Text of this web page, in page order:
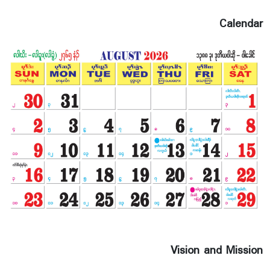
အိၣ်ဖှိၣ်အတၢ်ရဲၣ်တၢ်ကျဲၤသ့ၣ်တဖၣ်မ့ၢ်ဂ့ၤ န့ၣ်လီၤ. ဒ်
ထီၣ်ဘါက့ၤယွၤလၢသရိ၁်ပူၤမ့ၢ်ဂ့ၤႇ ပတၢ်အိၣ်ဖှိၣ်အမူး
အရၣ်သ့ၣ်တဖၣ်ဘၣ်တၢ်မၤအီၤဂ့ၤဂ့ၤဘၣ်ဘၣ်လံန့ၣ်
လီၤ. ၂ဝ၂၃နံၣ်အံၤ ပမၤဘၣ် ခၢၣ်စးတၢ်ထံၣ်မဲ၁်ထံၣ်နါ
ဖဲ လါမၢ်၇ှး ၁-၂ သီႇ ၂ဝ၂၃နံၣ်န့ၣ်လီၤ. ဒ်န့ၣ်အသိးပ
မၤဝံးဘၣ်က့ၤ ပကိၣ်သၣ်ဖၠူၣ်ယွၤဂ့ၢ်ပီညါစ့ၤမ့ၤနရံတၢ်
ပျၢ်ကၠိ အတၢ်ရဲၣ်တၢ်ကျဲၤဖဲ ၁၈.၃.၂ဝ၂၃ အနံၤန့ၣ်လီၤ.
ဖဲ ၂ဝ၂၂နံၣ်န့ၣ် ပကီၢ်ပိ၁်မုၣ်ကရၢအတၢ်ဖံးတၢ်မၤလၢအ
မ့ၢ် တၢ်မၤစၢၤကမျၢၢ်တၢ်အိၣ်ဆူၣ်အိၣ်ချန့ၣ်လီၤ. တၢ်မၤ
လိ (Community Health Helper Course) တၢ်မၤ
လိၦဲၤထီၣ်ဝဲ (၂၅)ဝီတဝီအဃိ ပအိၣ်ဒီး ၂၅ နံၣ်တၢ်စံး
ကသူၣ်ထီၣ်ဘၣ်ဝဲ မးသဲ၂၅ တၢ်အဲၣ်တၢ်ဆါဟံၣ်အသီ
Calendar
Vision and Mission